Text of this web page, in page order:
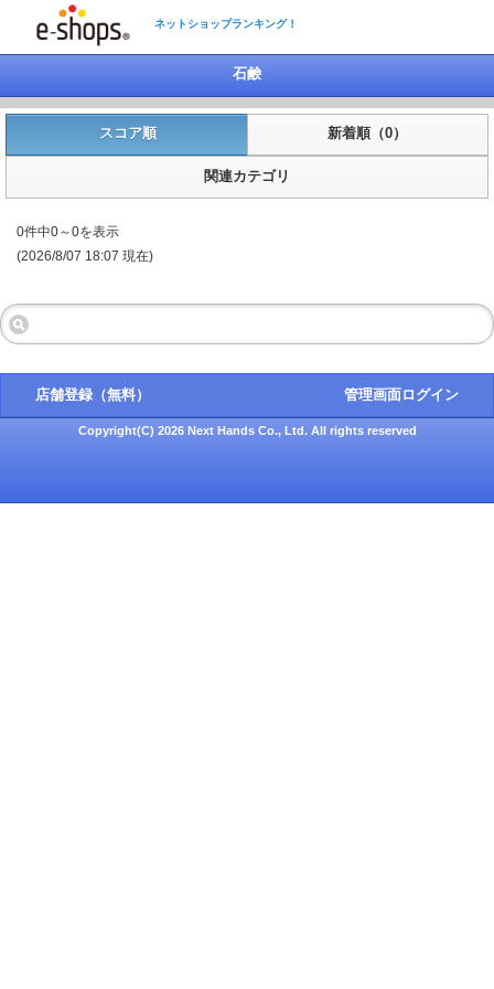
ネットショップランキング！
石鹸
スコア順 新着順（0）
関連カテゴリ
0件中0～0を表示
(2026/8/07 18:07 現在)
店舗登録（無料） 管理画面ログイン
Copyright(C) 2026 Next Hands Co., Ltd. All rights reserved